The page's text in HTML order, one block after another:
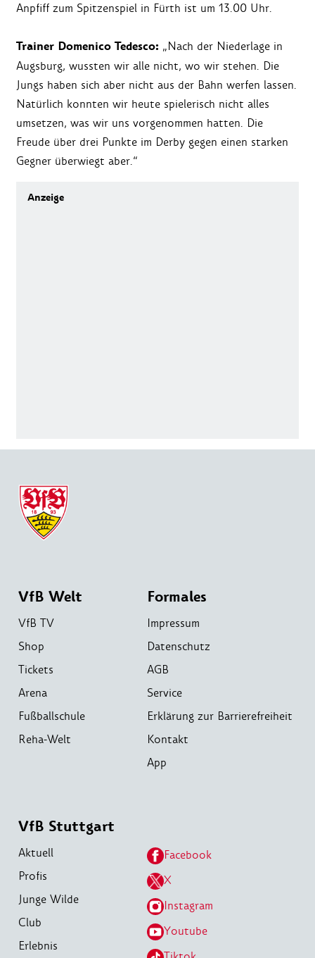
Anpfiff zum Spitzenspiel in Fürth ist um 13.00 Uhr.
Trainer Domenico Tedesco: „Nach der Niederlage in
Augsburg, wussten wir alle nicht, wo wir stehen. Die
Jungs haben sich aber nicht aus der Bahn werfen lassen.
Natürlich konnten wir heute spielerisch nicht alles
umsetzen, was wir uns vorgenommen hatten. Die
Freude über drei Punkte im Derby gegen einen starken
Gegner überwiegt aber.“
VfB Welt
VfB TV
Shop
Tickets
Arena
Fußballschule
Reha-Welt
Formales
Impressum
Datenschutz
AGB
Service
Erklärung zur Barrierefreiheit
Kontakt
App
VfB Stuttgart
Aktuell
Profis
Junge Wilde
Club
Erlebnis
Facebook
X
Instagram
Youtube